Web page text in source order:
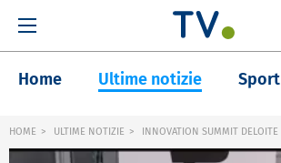
Home Ultime notizie Sport
HOME ULTIME NOTIZIE INNOVATION SUMMIT DELOITE